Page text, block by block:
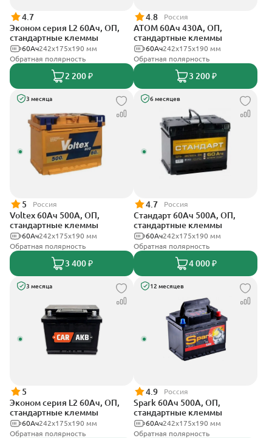
4.7
Эконом серия L2 60Ач, ОП,
стандартные клеммы
242х175х190 мм
60Ач
Обратная полярность
2 200 ₽
4.8 Россия
АТОМ 60Ач 430А, ОП,
стандартные клеммы
242х175х190 мм
60Ач
Обратная полярность
3 200 ₽
3 месяца
5 Россия
Voltex 60Ач 500А, ОП,
стандартные клеммы
242х175х190 мм
60Ач
Обратная полярность
3 400 ₽
6 месяцев
4.7 Россия
Стандарт 60Ач 500А, ОП,
стандартные клеммы
242x175x190 мм
60Ач
Обратная полярность
4 000 ₽
3 месяца
5
Эконом серия L2 60Ач, ОП,
стандартные клеммы
242х175х190 мм
60Ач
Обратная полярность
12 месяцев
4.9 Россия
Spark 60Ач 500А, ОП,
стандартные клеммы
242х175х190 мм
60Ач
Обратная полярность